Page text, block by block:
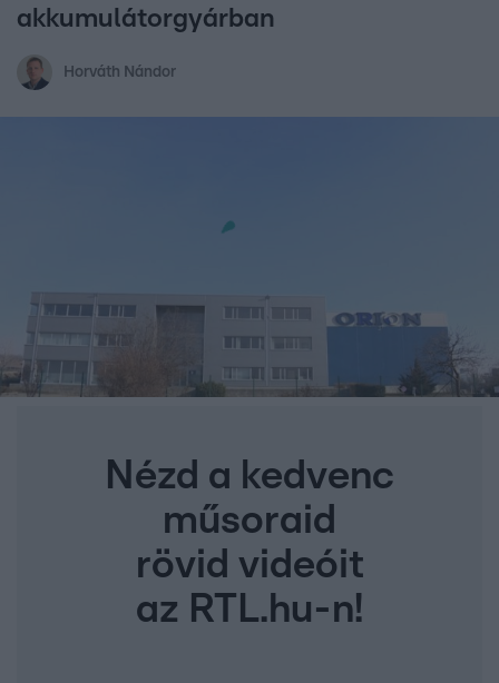
akkumulátorgyárban
Horváth Nándor
Nézd a kedvenc
műsoraid
rövid videóit
az RTL.hu-n!